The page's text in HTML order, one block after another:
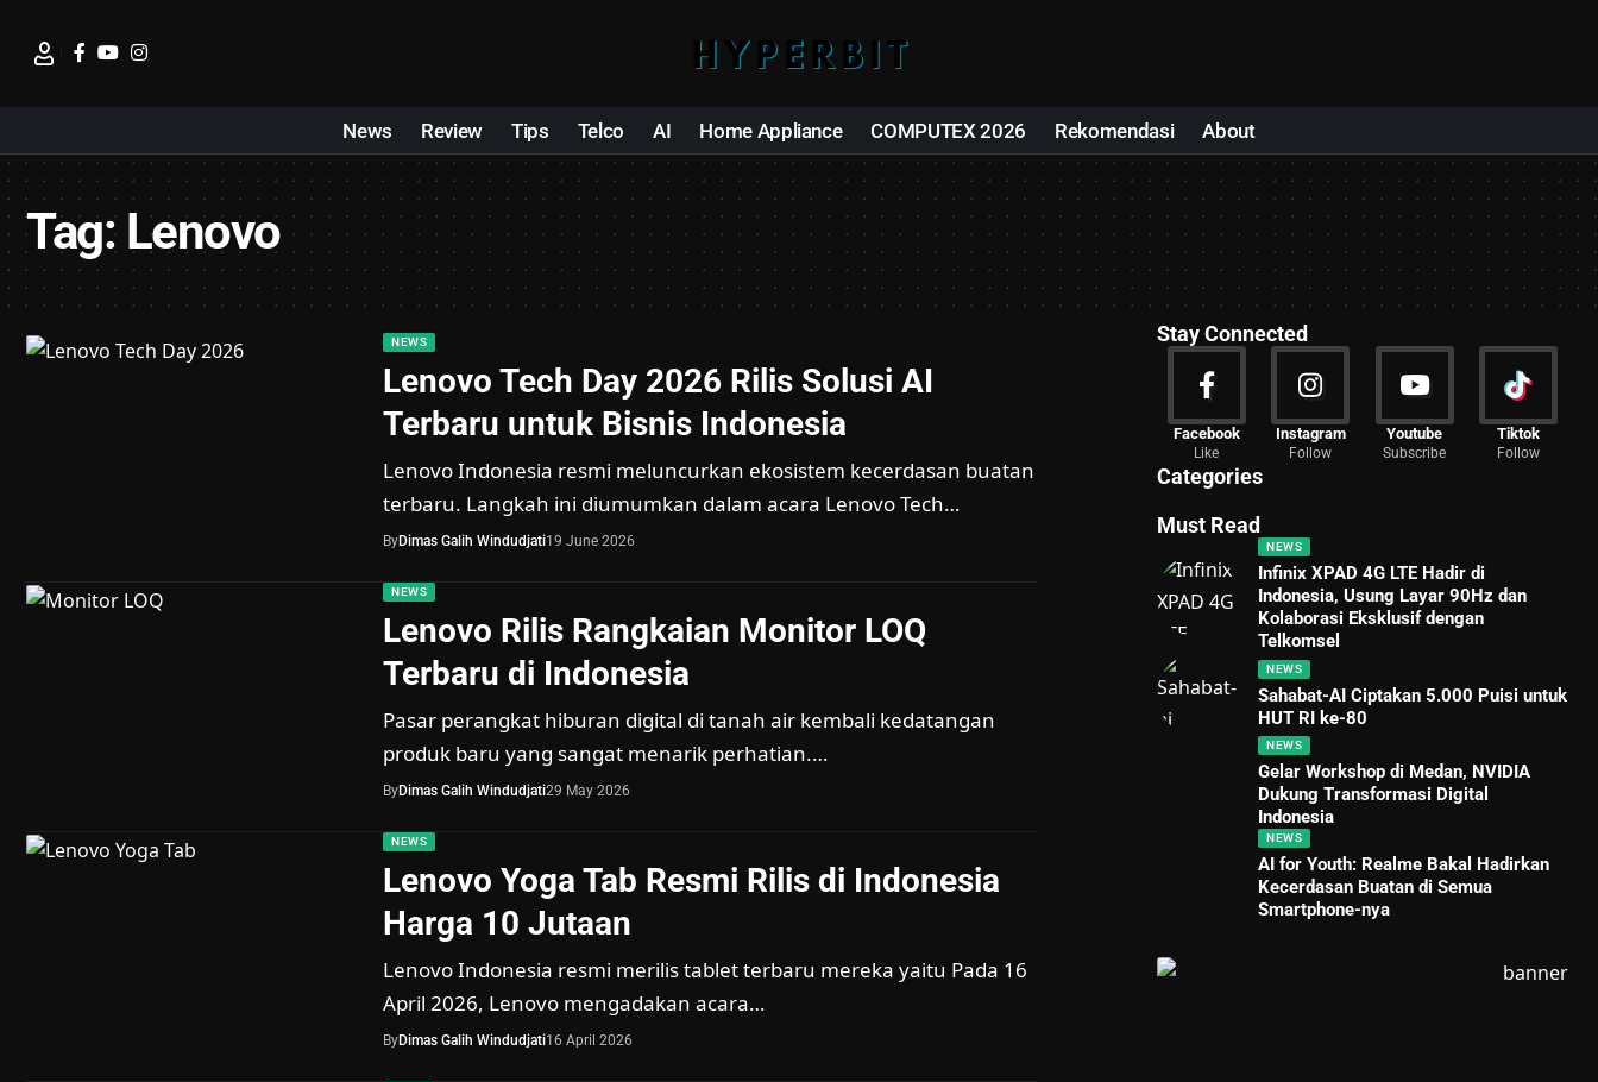
News Review Tips Telco AI Home Appliance COMPUTEX 2026 Rekomendasi About
Tag: Lenovo
NEWS
Lenovo Tech Day 2026 Rilis Solusi AI
Terbaru untuk Bisnis Indonesia
Lenovo Indonesia resmi meluncurkan ekosistem kecerdasan buatan
terbaru. Langkah ini diumumkan dalam acara Lenovo Tech…
ByDimas Galih Windudjati19 June 2026
NEWS
Lenovo Rilis Rangkaian Monitor LOQ
Terbaru di Indonesia
Pasar perangkat hiburan digital di tanah air kembali kedatangan
produk baru yang sangat menarik perhatian.…
ByDimas Galih Windudjati29 May 2026
NEWS
Lenovo Yoga Tab Resmi Rilis di Indonesia
Harga 10 Jutaan
Lenovo Indonesia resmi merilis tablet terbaru mereka yaitu Pada 16
April 2026, Lenovo mengadakan acara…
ByDimas Galih Windudjati16 April 2026
Stay Connected
Facebook
Like
Instagram
Follow
Youtube
Subscribe
Tiktok
Follow
Categories
News
2029 Articles
Must Read
NEWS
Infinix XPAD 4G LTE Hadir di
Indonesia, Usung Layar 90Hz dan
Kolaborasi Eksklusif dengan
Telkomsel
NEWS
Sahabat-AI Ciptakan 5.000 Puisi untuk
HUT RI ke-80
NEWS
Gelar Workshop di Medan, NVIDIA
Dukung Transformasi Digital
Indonesia
NEWS
AI for Youth: Realme Bakal Hadirkan
Kecerdasan Buatan di Semua
Smartphone-nya